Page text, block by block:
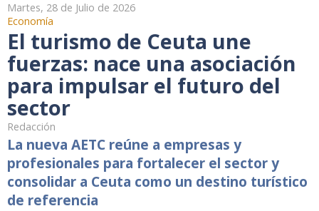
Martes, 28 de Julio de 2026
Economía
El turismo de Ceuta une
fuerzas: nace una asociación
para impulsar el futuro del
sector
Redacción
La nueva AETC reúne a empresas y
profesionales para fortalecer el sector y
consolidar a Ceuta como un destino turístico
de referencia